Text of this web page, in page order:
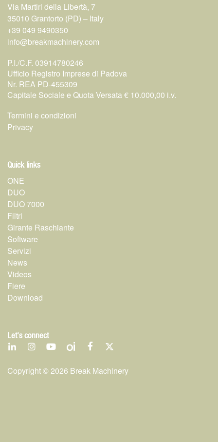
Via Martiri della Libertà, 7
35010 Grantorto (PD) – Italy
+39 049 9490350
info@breakmachinery.com
P.I./C.F. 03914780246
Ufficio Registro Imprese di Padova
Nr. REA PD-455309
Capitale Sociale e Quota Versata € 10.000,00 i.v.
Termini e condizioni
Privacy
Quick links
ONE
DUO
DUO 7000
Filtri
Girante Raschiante
Software
Servizi
News
Videos
Fiere
Download
Let's connect
Copyright ©2026 Break Machinery